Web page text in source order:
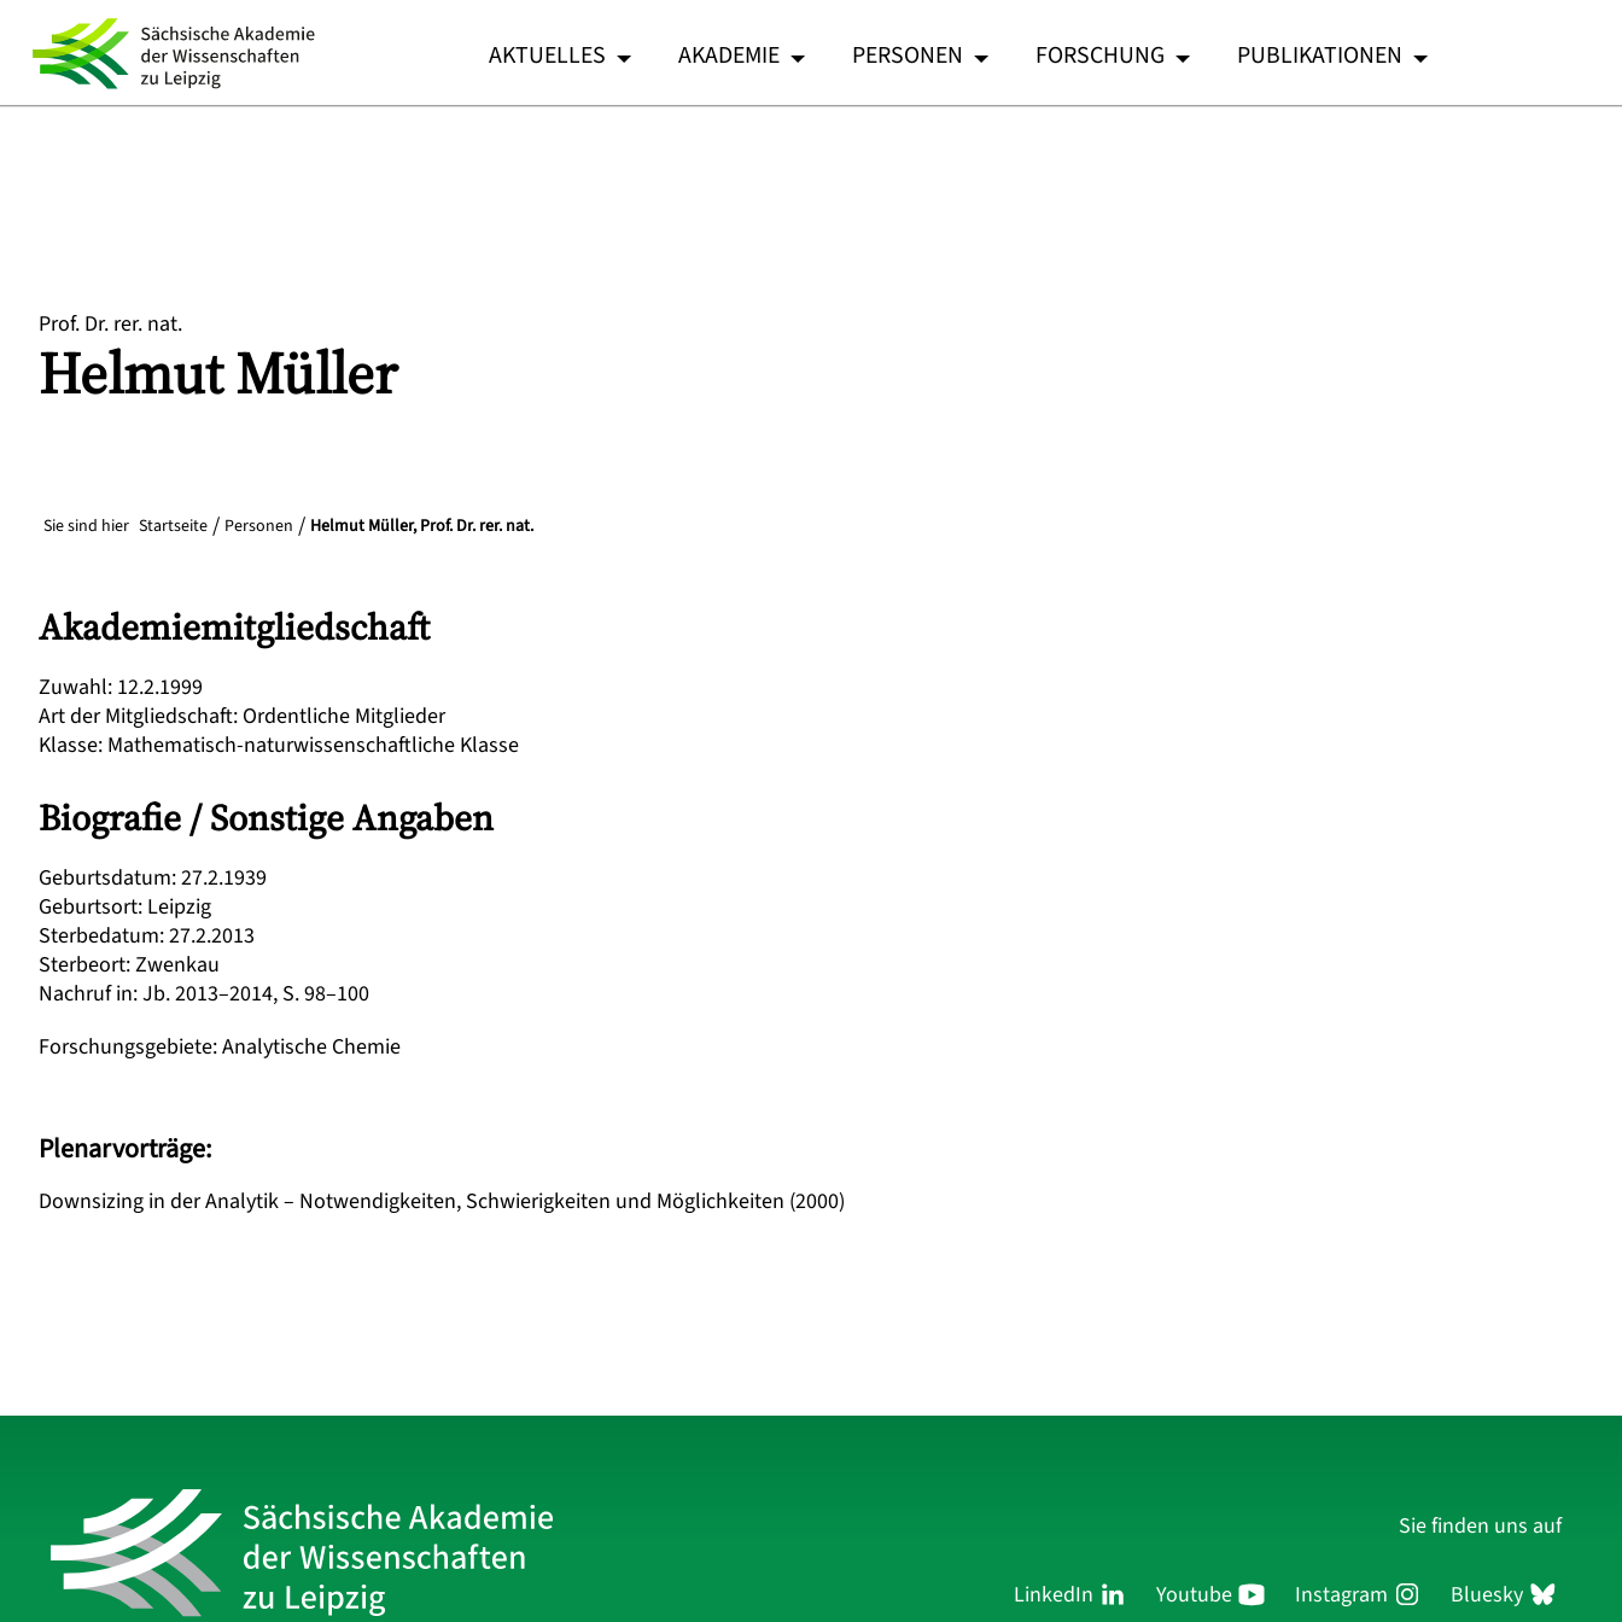
AKTUELLES AKADEMIE PERSONEN FORSCHUNG PUBLIKATIONEN
Prof. Dr. rer. nat.
HelmutMüller
Sie sind hier Startseite Personen Helmut Müller, Prof. Dr. rer. nat.
Akademiemitgliedschaft
Zuwahl: 12.2.1999
Art der Mitgliedschaft: Ordentliche Mitglieder
Klasse: Mathematisch-naturwissenschaftliche Klasse
Biografie / Sonstige Angaben
Geburtsdatum:27.2.1939
Geburtsort: Leipzig
Sterbedatum:27.2.2013
Sterbeort:Zwenkau
Nachruf in:Jb. 2013–2014, S. 98–100
Forschungsgebiete:Analytische Chemie
Plenarvorträge:
Downsizing in der Analytik – Notwendigkeiten, Schwierigkeiten und Möglichkeiten (2000)
Sie finden uns auf
LinkedIn Youtube Instagram Bluesky